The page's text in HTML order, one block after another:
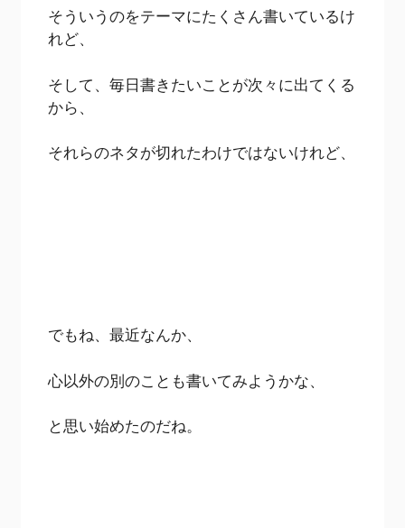
そういうのをテーマにたくさん書いているけ
れど、
そして、毎日書きたいことが次々に出てくる
から、
それらのネタが切れたわけではないけれど、
でもね、最近なんか、
心以外の別のことも書いてみようかな、
と思い始めたのだね。